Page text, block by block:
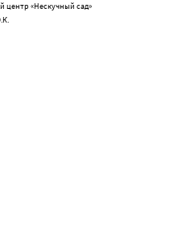
центр «Нескучный сад»